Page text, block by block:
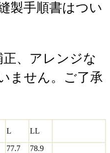
製手順書はつい
、アレンジな
ません。ご了承
L LL
77.7
78.9